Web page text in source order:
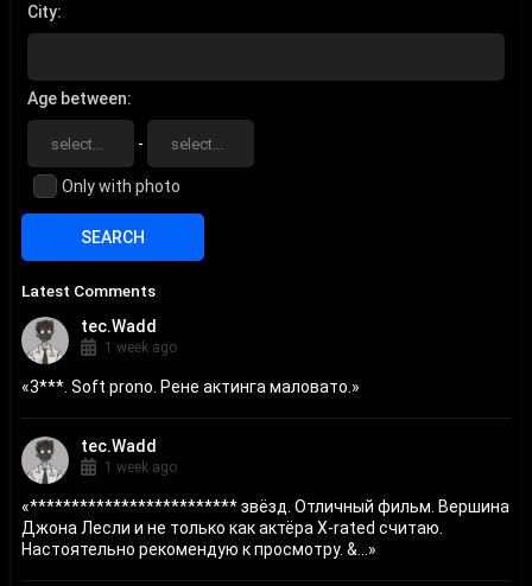
City
Age between
-
Only with photo
Latest Comments
«3***. Soft prono. Рене актинга маловато. »
tec.Wadd
1 week ago
«************************* звёзд. Отличный фильм. Вершина
Джона Лесли и не только как актёра X-rated считаю.
Настоятельно рекомендую к просмотру. &... »
tec.Wadd
1 week ago